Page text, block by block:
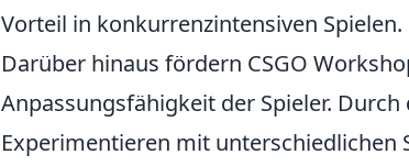
Vorteil in konkurrenzintensiven Spielen.
Darüber hinaus fördern CSGO
Anpassungsfähigkeit der Spieler.
Experimentieren mit unterschiedlichen